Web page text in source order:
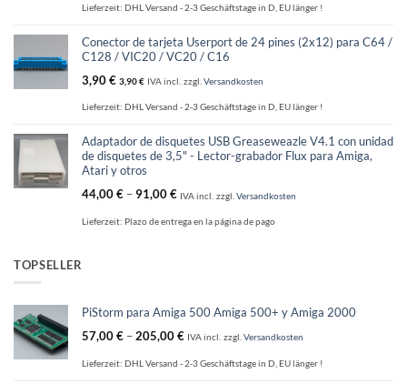
Lieferzeit: DHL Versand - 2-3 Geschäftstage in D, EU länger !
Conector de tarjeta Userport de 24 pines (2x12) para C64 /
C128 / VIC20 / VC20 / C16
3,90€ 3,90€ IVA incl. zzgl. Versandkosten
Lieferzeit: DHL Versand - 2-3 Geschäftstage in D, EU länger !
Adaptador de disquetes USB Greaseweazle V4.1 con unidad
de disquetes de 3,5" - Lector-grabador Flux para Amiga,
Atari y otros
44,00€ –91,00€ IVA incl. zzgl. Versandkosten
Lieferzeit: Plazo de entrega en la página de pago
TOPSELLER
PiStorm para Amiga 500 Amiga 500+ y Amiga 2000
57,00€ –205,00€ IVA incl. zzgl. Versandkosten
Lieferzeit: DHL Versand - 2-3 Geschäftstage in D, EU länger !